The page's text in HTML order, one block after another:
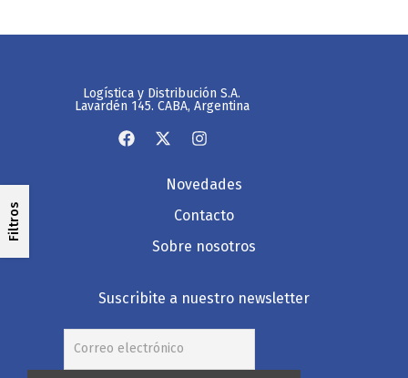
Filtros
Logística y Distribución S.A.
Lavardén 145. CABA, Argentina
Novedades
Contacto
Sobre nosotros
Suscribite a nuestro newsletter